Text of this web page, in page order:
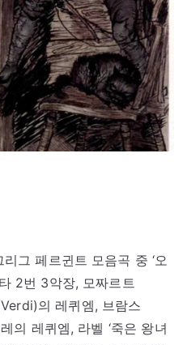
그 페르귄트 모음곡 중 ‘오
2번 3악장, 모짜르트
의 레퀴엠, 브람스
의 레퀴엠, 라벨 ‘죽은 왕녀